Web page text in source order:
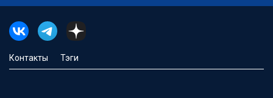
Контакты Тэги